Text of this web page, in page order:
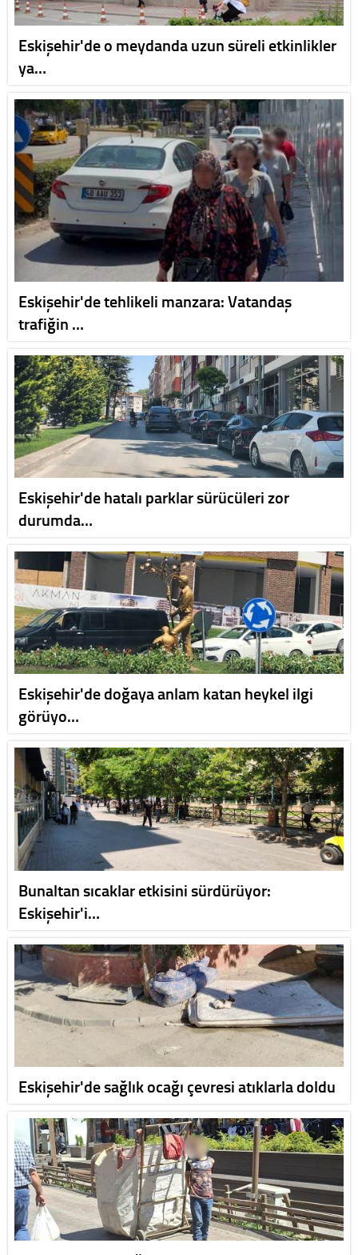
Eskişehir'de o meydanda uzun süreli etkinlikler
ya…
Eskişehir'de tehlikeli manzara: Vatandaş
trafiğin …
Eskişehir'de hatalı parklar sürücüleri zor
durumda…
Eskişehir'de doğaya anlam katan heykel ilgi
görüyo…
Bunaltan sıcaklar etkisini sürdürüyor:
Eskişehir'i…
Eskişehir'de sağlık ocağı çevresi atıklarla doldu